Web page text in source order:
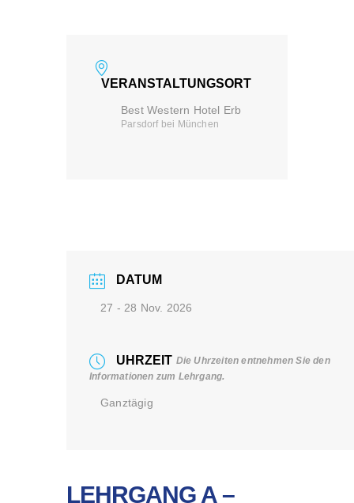
VERANSTALTUNGSORT
Best Western Hotel Erb
Parsdorf bei München
DATUM
27 - 28 Nov. 2026
UHRZEIT Die Uhrzeiten entnehmen Sie den
Informationen zum Lehrgang.
Ganztägig
LEHRGANG A –